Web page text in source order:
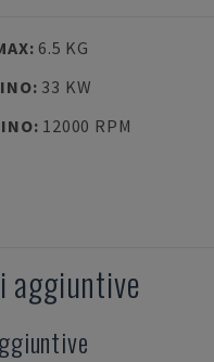
: 6.5 KG
: 33 KW
: 12000 RPM
aggiuntive